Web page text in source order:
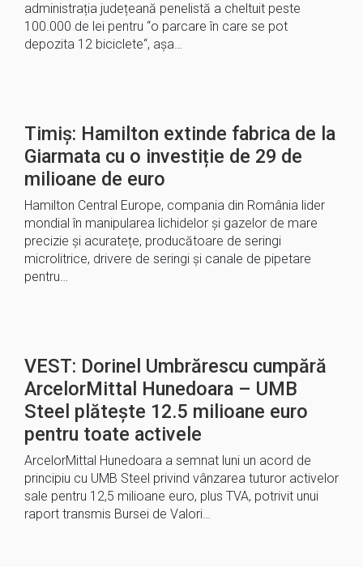
administrația județeană penelistă a cheltuit peste
100.000 de lei pentru “o parcare în care se pot
depozita 12 biciclete“, așa…
Timiș: Hamilton extinde fabrica de la
Giarmata cu o investiție de 29 de
milioane de euro
Hamilton Central Europe, compania din România lider
mondial în manipularea lichidelor și gazelor de mare
precizie și acuratețe, producătoare de seringi
microlitrice, drivere de seringi și canale de pipetare
pentru…
VEST: Dorinel Umbrărescu cumpără
ArcelorMittal Hunedoara – UMB
Steel plătește 12.5 milioane euro
pentru toate activele
ArcelorMittal Hunedoara a semnat luni un acord de
principiu cu UMB Steel privind vânzarea tuturor activelor
sale pentru 12,5 milioane euro, plus TVA, potrivit unui
raport transmis Bursei de Valori…